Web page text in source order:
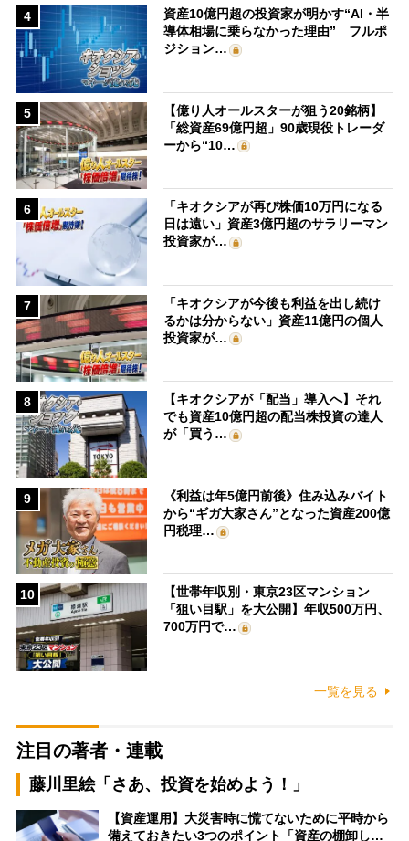
4
資産10億円超の投資家が明かす“AI・半
導体相場に乗らなかった理由” フルポ
ジション…
5
【億り人オールスターが狙う20銘柄】
「総資産69億円超」90歳現役トレーダ
ーから“10…
6
「キオクシアが再び株価10万円になる
日は遠い」資産3億円超のサラリーマン
投資家が…
7
「キオクシアが今後も利益を出し続け
るかは分からない」資産11億円の個人
投資家が…
8
【キオクシアが「配当」導入へ】それ
でも資産10億円超の配当株投資の達人
が「買う…
9
《利益は年5億円前後》住み込みバイト
から“ギガ大家さん”となった資産200億
円税理…
10
【世帯年収別・東京23区マンション
「狙い目駅」を大公開】年収500万円、
700万円で…
一覧を見る
注目の著者・連載
藤川里絵「さあ、投資を始めよう！」
【資産運用】大災害時に慌てないために平時から
備えておきたい3つのポイント「資産の棚卸し…